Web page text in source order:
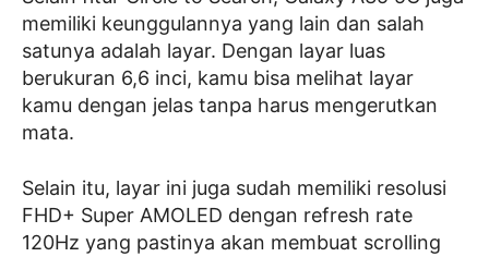
memiliki keunggulannya yang lain dan salah
satunya adalah layar. Dengan layar luas
berukuran 6,6 inci, kamu bisa melihat layar
kamu dengan jelas tanpa harus mengerutkan
mata.
Selain itu, layar ini juga sudah memiliki resolusi
FHD+ Super AMOLED dengan refresh rate
120Hz yang pastinya akan membuat scrolling